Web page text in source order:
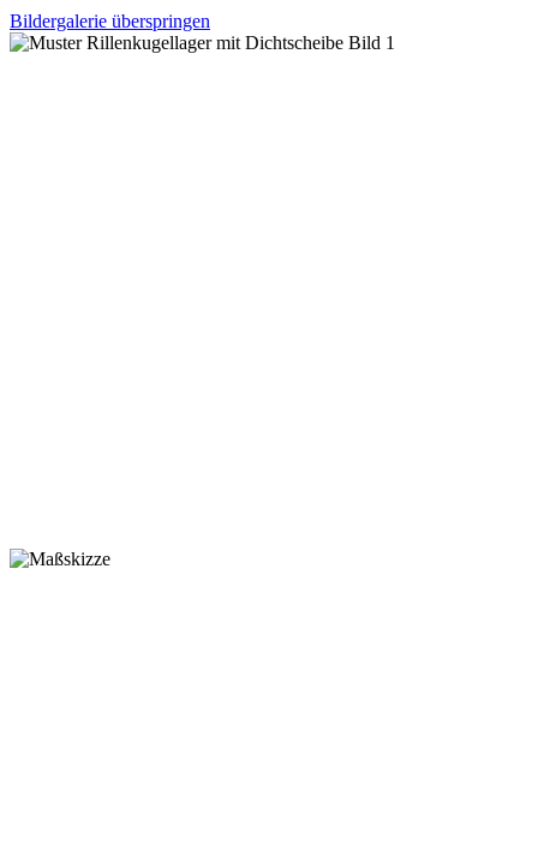
Bildergalerie überspringen